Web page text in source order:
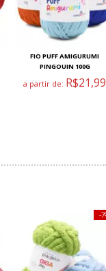
FIO PUFF AMIGURUMI
PINGOUIN 100G
a partir de: R$21,99